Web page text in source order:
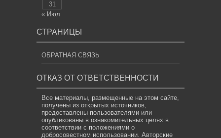
31
« Июл
СТРАНИЦЫ
ОБРАТНАЯ СВЯЗЬ
ОТКАЗ ОТ ОТВЕТСТВЕННОСТИ
Все материалы, размещенные на этом сайте,
получены из открытых источников,
предоставлены пользователями или
опубликованы в ознакомительных целях в
соответствии с положениями о
добросовестном использовании. Авторские